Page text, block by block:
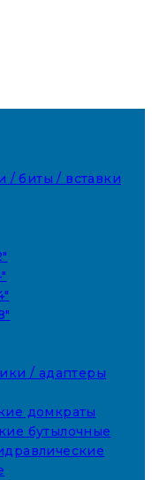
/ биты / вставки
/ адаптеры
домкраты
бутылочные